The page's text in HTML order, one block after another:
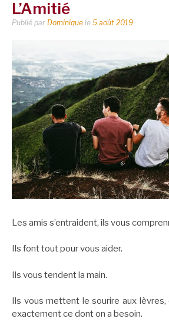
L’Amitié
Publié par Dominique le 5 août 2019
Les amis s’entraident, ils vous
Ils font tout pour vous aider.
Ils vous tendent la main.
Ils vous mettent le sourire aux
exactement ce dont on a besoin.